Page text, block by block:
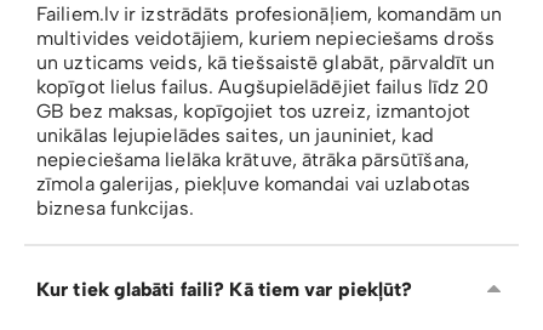
Failiem.lv ir izstrādāts profesionāļiem, komandām un
multivides veidotājiem, kuriem nepieciešams drošs
un uzticams veids, kā tiešsaistē glabāt, pārvaldīt un
kopīgot lielus failus. Augšupielādējiet failus līdz 20
GB bez maksas, kopīgojiet tos uzreiz, izmantojot
unikālas lejupielādes saites, un jauniniet, kad
nepieciešama lielāka krātuve, ātrāka pārsūtīšana,
zīmola galerijas, piekļuve komandai vai uzlabotas
biznesa funkcijas.
Kur tiek glabāti faili? Kā tiem var piekļūt?